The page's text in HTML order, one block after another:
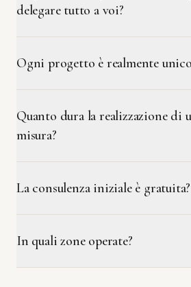
delegare tutto a voi?
Ogni progetto è realmente
Quanto dura la realizzazione di
misura?
La consulenza iniziale è gratuita?
In quali zone operate?